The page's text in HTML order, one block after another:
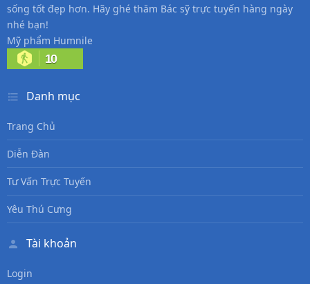
sống tốt đẹp hơn. Hãy ghé thăm Bác sỹ trực tuyến hàng ngày
nhé bạn!
Mỹ phẩm Humnile
10
Danh mục
Trang Chủ
Diễn Đàn
Tư Vấn Trực Tuyến
Yêu Thú Cưng
Tài khoản
Login